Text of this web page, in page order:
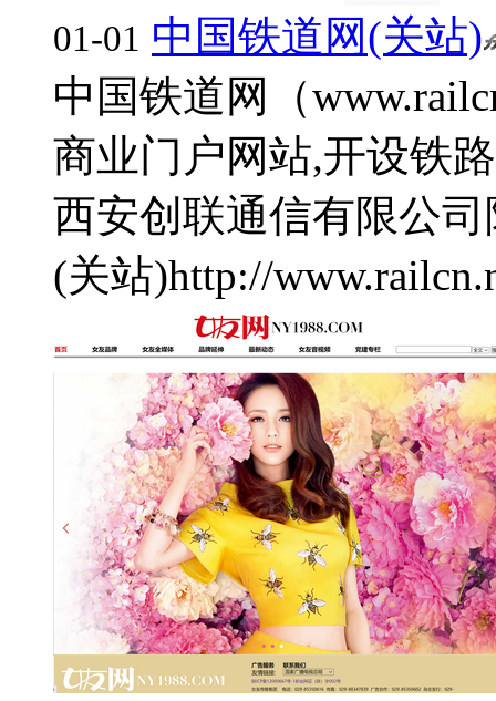
01-01 中国铁道网(关站)
中国铁道网（
商业门户网站,开设铁
西安创联通信有限公司
(关站)http://